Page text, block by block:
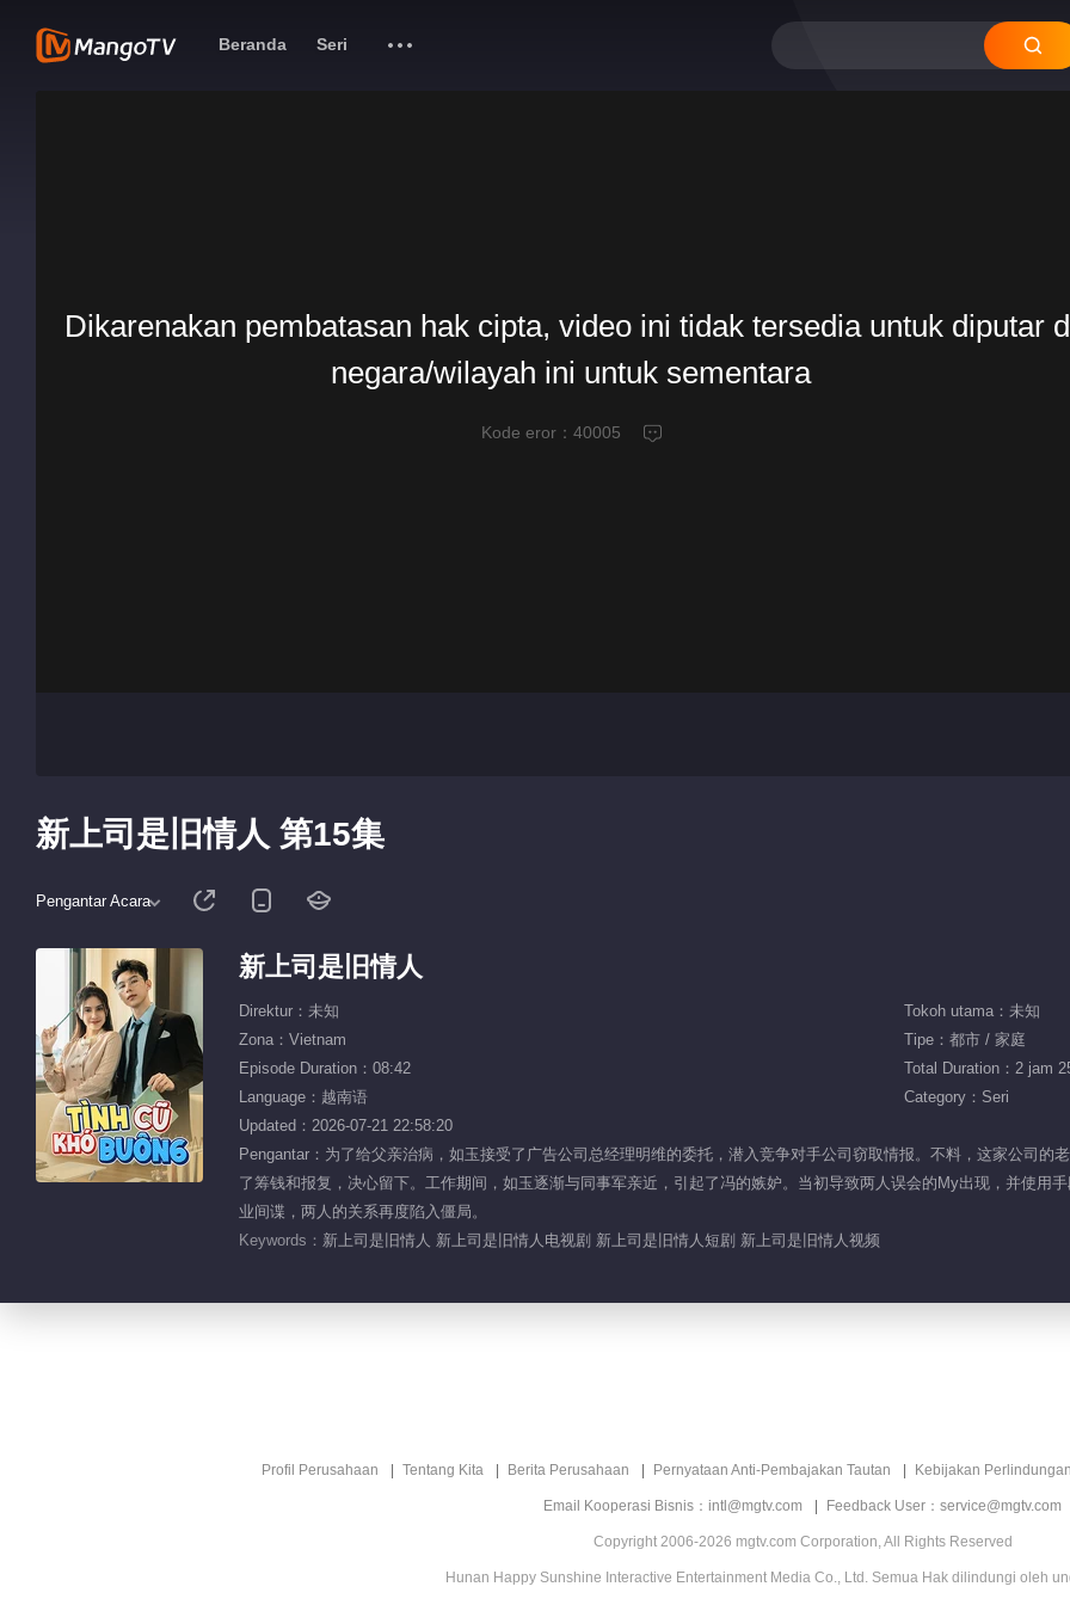
Beranda Seri
Dikarenakan pembatasan hak cipta, video ini tidak tersedia untuk diputar
negara/wilayah ini untuk sementara
Kode eror： 40005
新上司是旧情人 第15集
Pengantar Acara
新上司是旧情人
Direktur：未知
Tokoh utama：未知
Zona：Vietnam
Tipe：都市 / 家庭
Episode Duration：08:42
Total Duration：2 jam
Language：越南语
Category：Seri
Updated：2026-07-21 22:58:20
Pengantar：为了给父亲治病，如玉接受了广告公司总经理明维的委托，潜入竞争对手公司窃取情报。不料，这家公司
了筹钱和报复，决心留下。工作期间，如玉逐渐与同事军亲近，引起了冯的嫉妒。当初导致两人误会的My出现，并使用
业间谍，两人的关系再度陷入僵局。
Keywords： 新上司是旧情人 新上司是旧情人电视剧 新上司是旧情人短剧 新上司是旧情人视频
Profil Perusahaan Tentang Kita Berita Perusahaan Pernyataan Anti-Pembajakan Tautan Kebijakan
Email Kooperasi Bisnis：intl@mgtv.com Feedback User：service@mgtv.com
Copyright 2006-2026 mgtv.com Corporation, All Rights Reserved
Hunan Happy Sunshine Interactive Entertainment Media Co., Ltd. Semua Hak dilindungi oleh